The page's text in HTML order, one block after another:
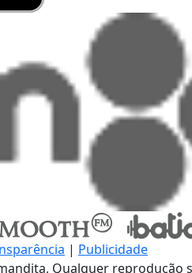
| Publicidade
Qualquer